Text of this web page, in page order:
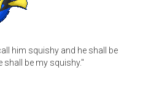
him squishy and he shall be
shall be my squishy."